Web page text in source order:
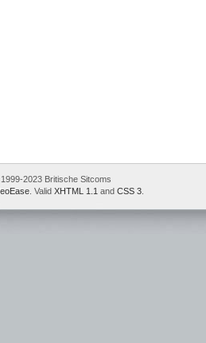
2023 Britische Sitcoms
. Valid XHTML 1.1 and CSS 3